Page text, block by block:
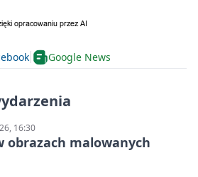
Google News
16:30
obrazach malowanych